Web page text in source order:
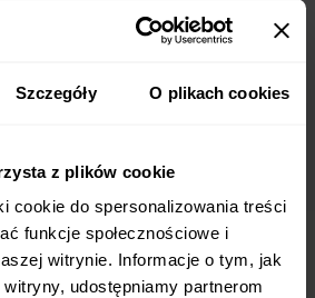
Szczegóły O plikach cookies
z plików cookie
cookie do spersonalizowania treści
funkcje społecznościowe i
witrynie. Informacje o tym, jak
udostępniamy partnerom